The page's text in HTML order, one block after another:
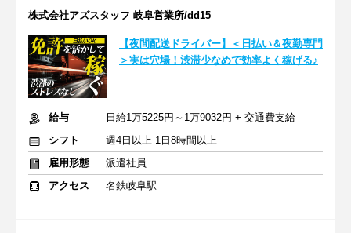
株式会社アズスタッフ 岐阜営業所/dd15
【夜間配送ドライバー】＜日払い＆夜勤専門
＞実は穴場！渋滞少なめで効率よく稼げる♪
給与
日給1万5225円～1万9032円 + 交通費支給
シフト
週4日以上 1日8時間以上
雇用形態
派遣社員
アクセス
名鉄岐阜駅